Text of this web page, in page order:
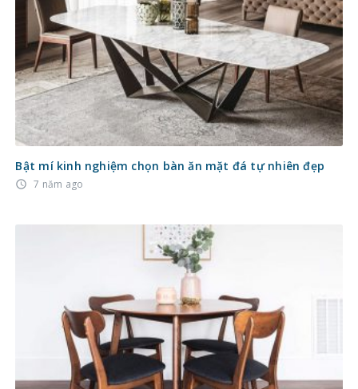
Bật mí kinh nghiệm chọn bàn ăn mặt đá tự nhiên đẹp
access_time 7 năm ago